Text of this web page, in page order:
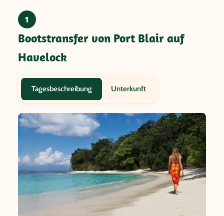
1
Bootstransfer von Port Blair auf
Havelock
Tagesbeschreibung Unterkunft